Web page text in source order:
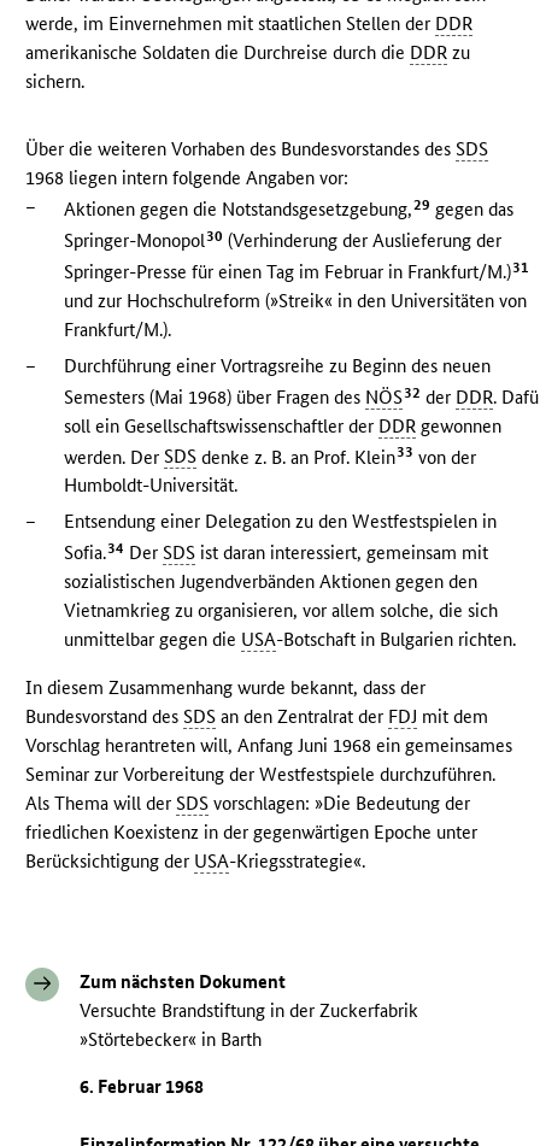
werde, im Einvernehmen mit staatlichen Stellen der DDR
amerikanische Soldaten die Durchreise durch die DDR zu
sichern.
Über die weiteren Vorhaben des Bundesvorstandes desSDS
1968 liegen intern folgende Angaben vor:
–
Aktionen gegen die Notstandsgesetzgebung,29 gegen das
Springer-Monopol30 (Verhinderung der Auslieferung der
Springer-Presse für einen Tag im Februar in Frankfurt/M.)31
und zur Hochschulreform (»Streik« in den Universitäten von
Frankfurt/M.).
–
Durchführung einer Vortragsreihe zu Beginn des neuen
Semesters (Mai 1968) über Fragen des NÖS32 der DDR.
soll ein Gesellschaftswissenschaftler der DDR gewonnen
werden. DerSDS denke z. B. an Prof. Klein33 von der
Humboldt-Universität.
–
Entsendung einer Delegation zu den Westfestspielen in
Sofia.34 DerSDS ist daran interessiert, gemeinsam mit
sozialistischen Jugendverbänden Aktionen gegen den
Vietnamkrieg zu organisieren, vor allem solche, die sich
unmittelbar gegen die USA-Botschaft in Bulgarien richten.
In diesem Zusammenhang wurde bekannt, dass der
Bundesvorstand desSDS an den Zentralrat der FDJ mit dem
Vorschlag herantreten will, Anfang Juni 1968 ein gemeinsames
Seminar zur Vorbereitung der Westfestspiele durchzuführen.
Als Thema will derSDS vorschlagen: »Die Bedeutung der
friedlichen Koexistenz in der gegenwärtigen Epoche unter
Berücksichtigung der USA-Kriegsstrategie«.
Zum nächsten Dokument
Versuchte Brandstiftung in der Zuckerfabrik
»Störtebecker« in Barth
6. Februar 1968